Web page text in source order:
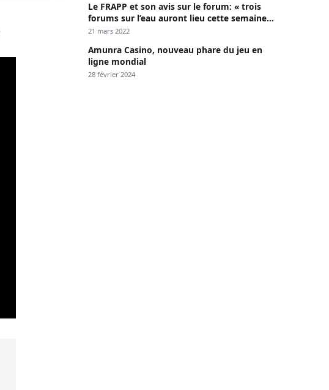
Le FRAPP et son avis sur le forum: « trois
forums sur l’eau auront lieu cette semaine à
Dakar »
21 mars 2022
Amunra Casino, nouveau phare du jeu en
ligne mondial
28 février 2024